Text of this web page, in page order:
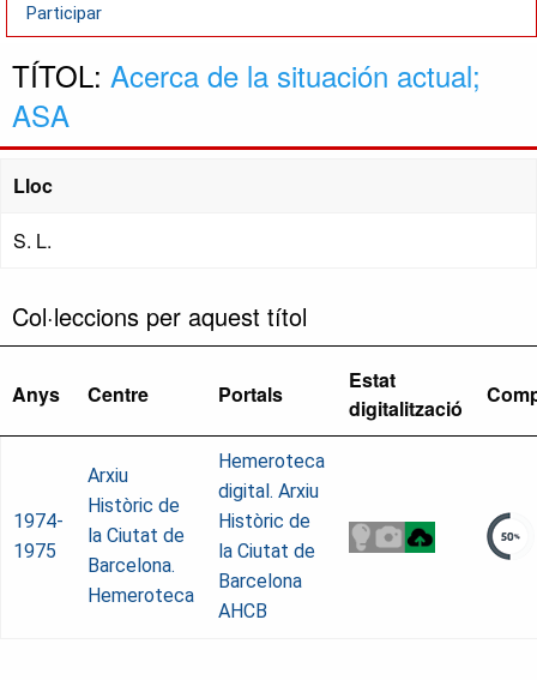
Participar
TÍTOL: Acerca de la situación actual;
ASA
Lloc
S. L.
Col·leccions per aquest títol
Anys Centre Portals
Estat
digitalització
1974-
1975
Arxiu
Històric de
la Ciutat de
Barcelona.
Hemeroteca
Hemeroteca
digital. Arxiu
Històric de
la Ciutat de
Barcelona
AHCB